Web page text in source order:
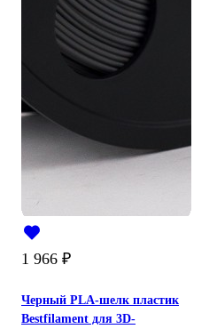
1 966 ₽
Черный PLA-шелк пластик
Bestfilament для 3D-